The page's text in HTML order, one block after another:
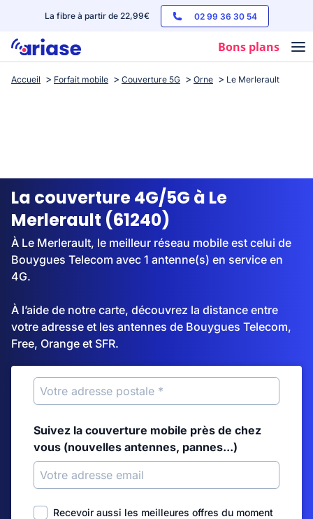
La fibre à partir de 22,99€ 02 99 36 30 54
Bons plans
Box internet
Streaming
Accueil Forfait mobile Couverture 5G Orne Le Merlerault
La couverture 4G/5G à Le
Merlerault (61240)
À Le Merlerault, le meilleur réseau mobile est celui de
Bouygues Telecom avec 1 antenne(s) en service en
4G.
À l’aide de notre carte, découvrez la distance entre
votre adresse et les antennes de Bouygues Telecom,
Free, Orange et SFR.
Suivez la couverture mobile près de chez
vous (nouvelles antennes, pannes...)
Recevoir aussi les meilleures offres du moment